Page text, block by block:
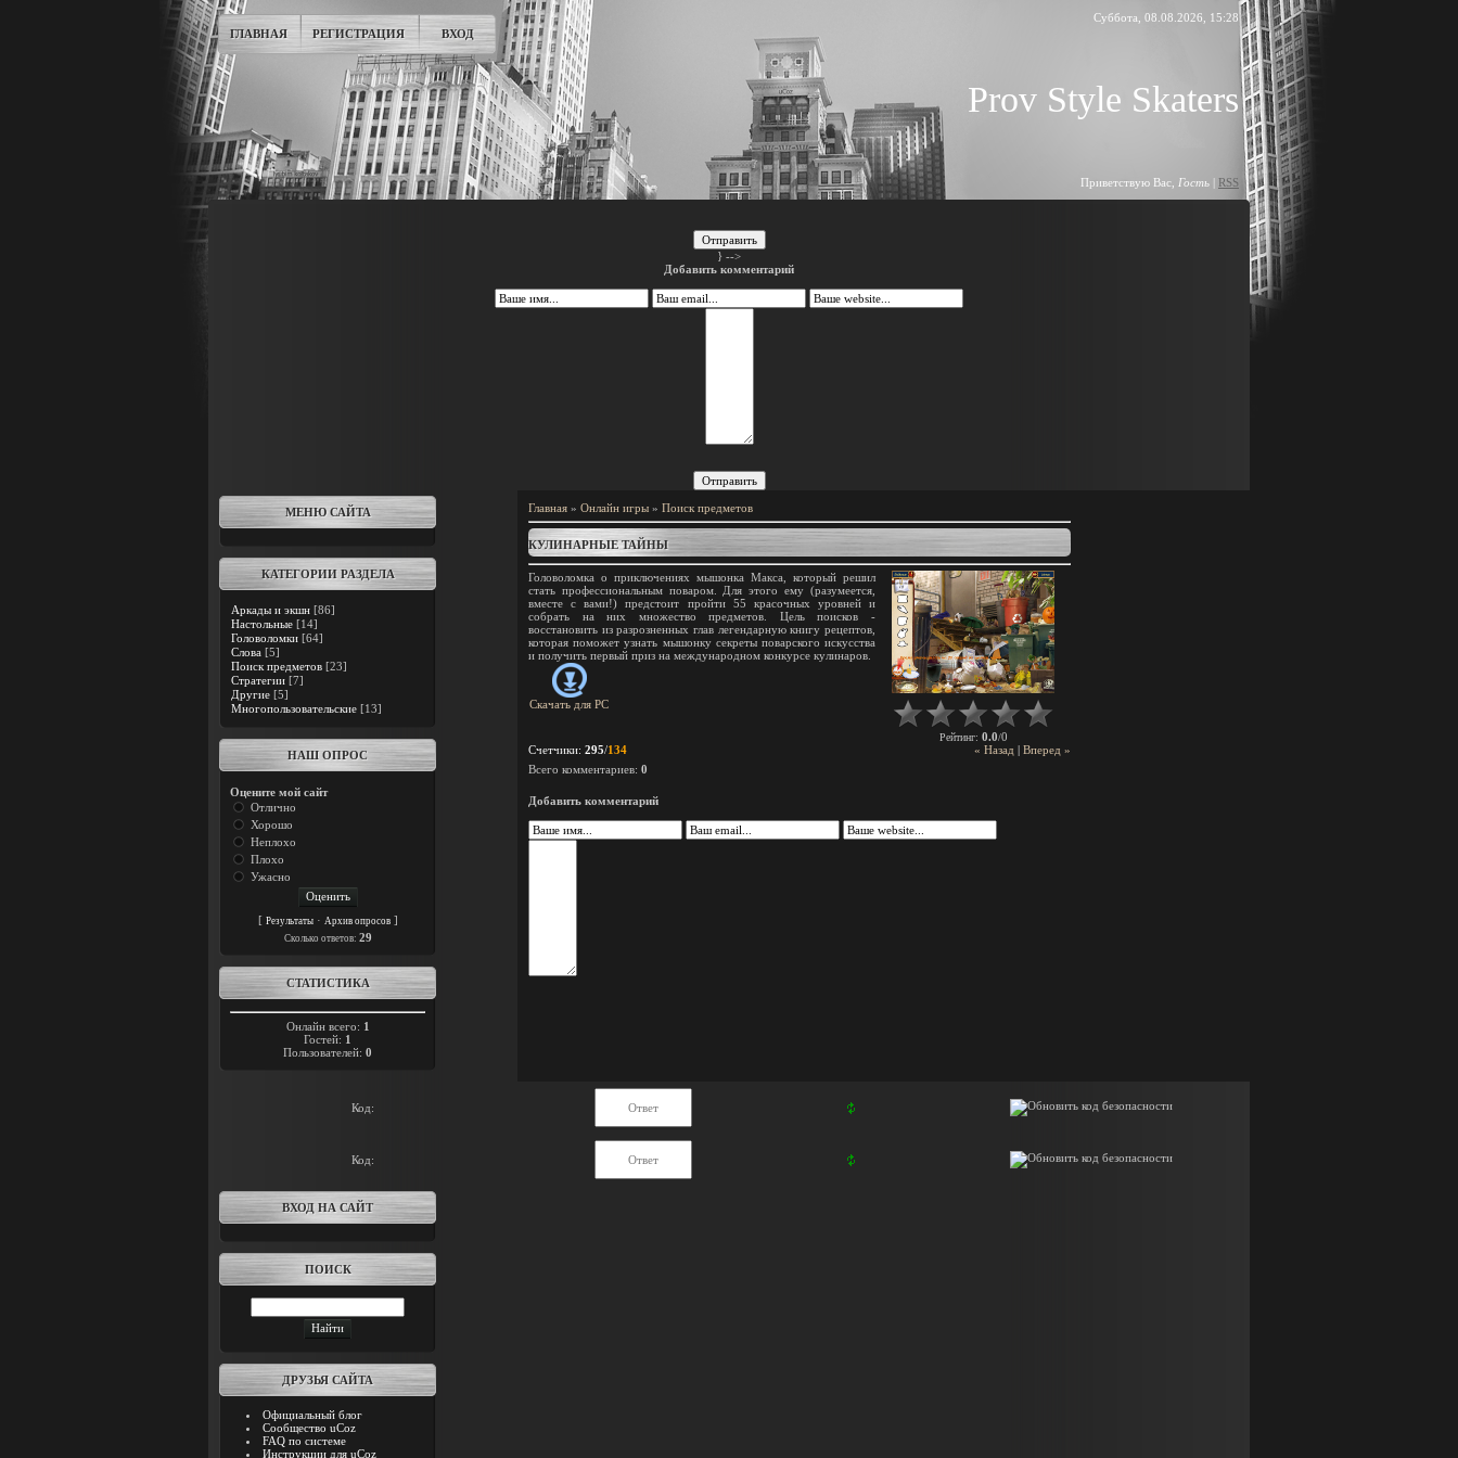
ГЛАВНАЯ РЕГИСТРАЦИЯ ВХОД
Суббота, 08.08.2026, 15:28
Prov Style Skaters
Приветствую Вас Гость | RSS
Отправить
} -->
Добавить комментарий
Отправить
МЕНЮ САЙТА
КАТЕГОРИИ РАЗДЕЛА
Аркады и экшн [86]
Настольные [14]
Головоломки [64]
Слова [5]
Поиск предметов [23]
Стратегии [7]
Другие [5]
Многопользовательские [13]
НАШ ОПРОС
Оцените мой сайт
Отлично
Хорошо
Неплохо
Плохо
Ужасно
[ Результаты· Архив опросов]
Cколько ответов: 29
СТАТИСТИКА
Онлайн всего: 1
Гостей: 1
Пользователей: 0
Главная » Онлайн игры » Поиск предметов
КУЛИНАРНЫЕ ТАЙНЫ
Головоломка о приключениях мышонка Макса, который решил
стать профессиональным поваром. Для этого ему (разумеется,
вместе с вами!) предстоит пройти 55 красочных уровней и
собрать на них множество предметов. Цель поисков -
восстановить из разрозненных глав легендарную книгу рецептов,
которая поможет узнать мышонку секреты поварского искусства
и получить первый приз на международном конкурсе кулинаров.
Скачать для PC
Рейтинг: 0.0/0
« Назад | Вперед »
Счетчики: 295/134
Всего комментариев: 0
Добавить комментарий
Код:
Код:
ВХОД НА САЙТ
ПОИСК
ДРУЗЬЯ САЙТА
Официальный блог
Сообщество uCoz
FAQ по системе
Инструкции для uCoz